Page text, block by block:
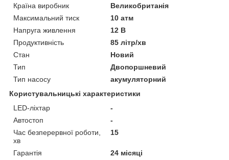
Країна виробник
Великобританія
Максимальний тиск
10 атм
Напруга живлення
12 В
Продуктивність
85 літр/хв
Стан
Новий
Тип
Двопоршневий
Тип насосу
акумуляторний
Користувальницькі характеристики
LED-ліхтар
-
Автостоп
-
Час безперервної роботи,
хв
15
Гарантія
24 місяці